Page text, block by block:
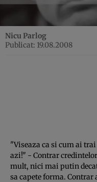
Nicu Parlog
Publicat: 19.08.2008
"Viseaza ca si cum ai
azi!" - Contrar
mult, nici mai putin
sa capete forma.